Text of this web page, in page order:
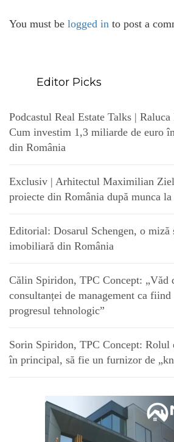
You must be logged in to post a
Editor Picks
Podcastul Real Estate Talks |
Cum investim 1,3 miliarde de euro
din România
Exclusiv | Arhitectul Maximilian
proiecte din România după munca
Editorial: Dosarul Schengen, o miză
imobiliară din România
Călin Spiridon, TPC Concept: „Văd
consultanței de management ca fiind
progresul tehnologic”
Sorin Spiridon, TPC Concept: Rolul
în principal, să fie un furnizor de